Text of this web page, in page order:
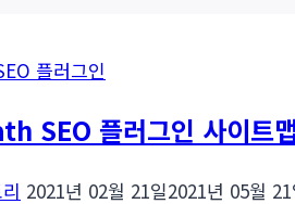
플러그인
SEO 플러그인 사이트
2021년 02월 21일2021년 05월